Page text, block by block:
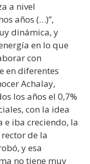
a nivel
años (…)”,
dinámica, y
en lo que
con
en diferentes
Achalay,
los años el 0,7%
con la idea
e iba creciendo, la
de la
y esa
no tiene muy